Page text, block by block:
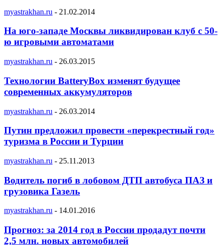
myastrakhan.ru - 21.02.2014
На юго-западе Москвы ликвидирован клуб с 50-
ю игровыми автоматами
myastrakhan.ru - 26.03.2015
Технологии BatteryBox изменят будущее
современных аккумуляторов
myastrakhan.ru - 26.03.2014
Путин предложил провести «перекрестный год»
туризма в России и Турции
myastrakhan.ru - 25.11.2013
Водитель погиб в лобовом ДТП автобуса ПАЗ и
грузовика Газель
myastrakhan.ru - 14.01.2016
Прогноз: за 2014 год в России продадут почти
2,5 млн. новых автомобилей